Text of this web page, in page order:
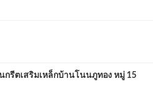
รีตเสริมเหล็กบ้านโนนภูทอง หมู่ 15